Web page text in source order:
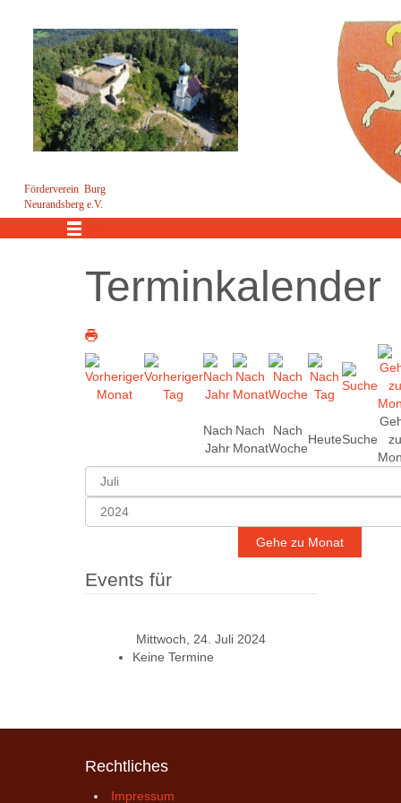
Förderverein Burg
Neurandsberg e.V.
Terminkalender
Nach
Jahr
Nach
Monat
Nach
Woche
HeuteSuche
zu
Gehe zu Monat
Events für
Mittwoch, 24. Juli 2024
Keine Termine
Rechtliches
Impressum